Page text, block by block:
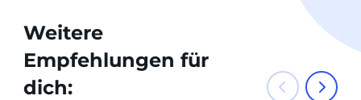
Weitere
Empfehlungen für
dich: